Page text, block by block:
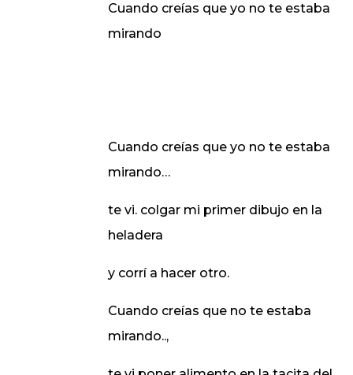
Cuando creías que yo no te estaba
mirando
Cuando creías que yo no te estaba
mirando…
te vi. colgar mi primer dibujo en la
heladera
y corrí a hacer otro.
Cuando creías que no te estaba
mirando..,